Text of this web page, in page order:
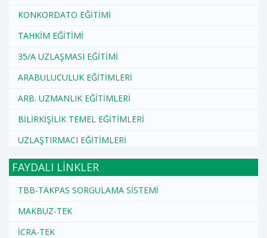
KONKORDATO EĞİTİMİ
TAHKİM EĞİTİMİ
35/A UZLAŞMASI EĞİTİMİ
ARABULUCULUK EĞİTİMLERİ
ARB. UZMANLIK EĞİTİMLERİ
BİLİRKİŞİLİK TEMEL EĞİTİMLERİ
UZLAŞTIRMACI EĞİTİMLERİ
FAYDALI LİNKLER
TBB-TAKPAS SORGULAMA SİSTEMİ
MAKBUZ-TEK
İCRA-TEK